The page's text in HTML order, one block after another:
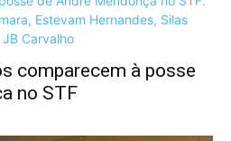
comparecem à posse
no STF